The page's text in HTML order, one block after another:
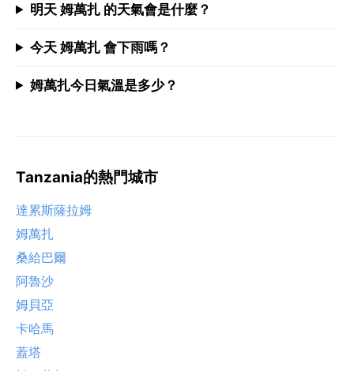
明天 姆萬扎 的天氣會是什麼？
今天 姆萬扎 會下雨嗎？
姆萬扎今日氣溫是多少？
Tanzania的熱門城市
達累斯薩拉姆
姆萬扎
桑給巴爾
阿魯沙
姆貝亞
卡哈馬
蓋塔